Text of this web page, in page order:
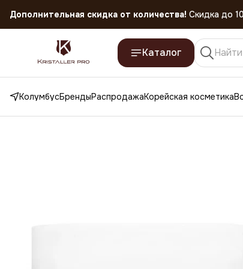
Скидка 45% на все товары до 31.07.2026
Каталог
КолумбусБрендыРаспродажаКорейская косметика